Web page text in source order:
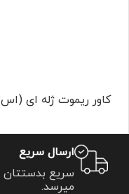
کاور ریموت ژله ای (اس3)
ارسال سریع
سریع بدستتان
میرسد.